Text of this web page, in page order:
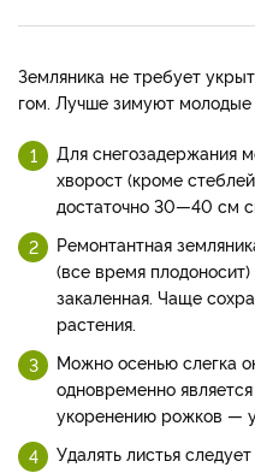
Земляника не требует
гом. Лучше зи­муют молодые
Для снегозадержания
хворост (кроме
достаточ­но 30—40 см
Ремонтантная
(все время
закаленная. Чаще
растения.
Можно осенью слегка
одновременно
укоренению рожков —
Удалять листья